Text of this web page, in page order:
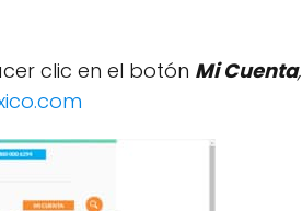
clic en el botón Mi Cuenta,